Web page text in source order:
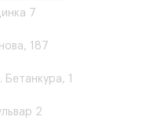
7
187
1
2